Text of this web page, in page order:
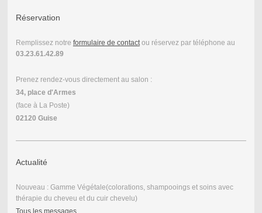
Réservation
Remplissez notre formulaire de contactou réservez par téléphone au
03.23.61.42.89
Prenez rendez-vous directement au salon :
34, place d'Armes
(face à La Poste)
02120 Guise
Actualité
Nouveau : Gamme Végétale(colorations, shampooings et soins avec
thérapie du cheveu et du cuir chevelu)
Tous les messages